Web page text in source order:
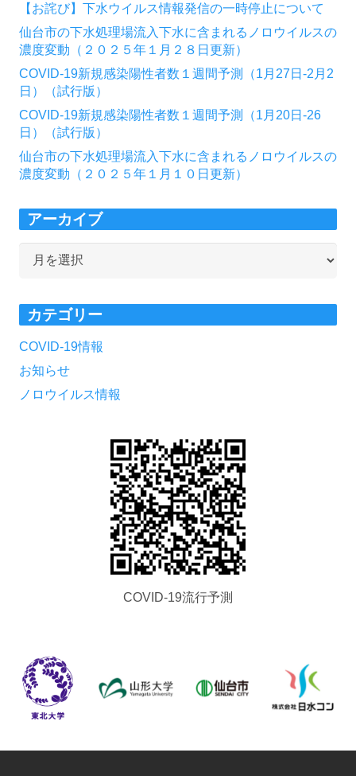
【お詫び】下水ウイルス情報発信の一時停止について
仙台市の下水処理場流入下水に含まれるノロウイルスの
濃度変動（２０２５年１月２８日更新）
COVID-19新規感染陽性者数１週間予測（1月27日-2月2
日）（試行版）
COVID-19新規感染陽性者数１週間予測（1月20日-26
日）（試行版）
仙台市の下水処理場流入下水に含まれるノロウイルスの
濃度変動（２０２５年１月１０日更新）
アーカイブ
イ
ブ
カテゴリー
COVID-19情報
お知らせ
ノロウイルス情報
COVID-19流行予測